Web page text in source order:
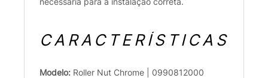
CARACTERÍSTICAS
Modelo: Roller Nut Chrome | 0990812000